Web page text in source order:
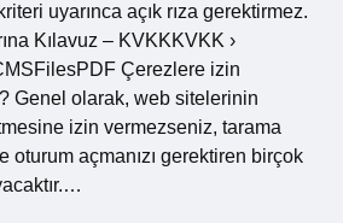
uyarınca açık rıza gerektirmez.
Kılavuz – KVKKKVKK ›
Çerezlere izin
Genel olarak, web sitelerinin
izin vermezseniz, tarama
oturum açmanızı gerektiren birçok